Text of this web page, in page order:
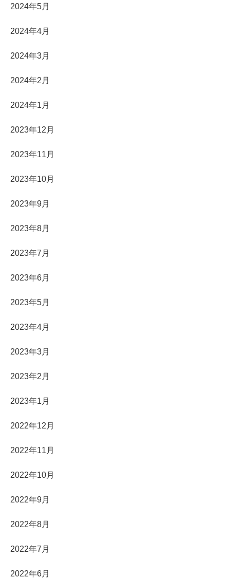
2024年5月
2024年4月
2024年3月
2024年2月
2024年1月
2023年12月
2023年11月
2023年10月
2023年9月
2023年8月
2023年7月
2023年6月
2023年5月
2023年4月
2023年3月
2023年2月
2023年1月
2022年12月
2022年11月
2022年10月
2022年9月
2022年8月
2022年7月
2022年6月